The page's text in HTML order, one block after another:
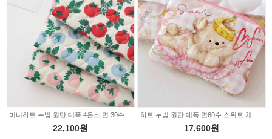
미니하트 누빔 원단 대폭 4온스 면 30수 토마토나라 3color Z2037
22,100원
하트 누빔 원단 대폭 면60수 스위트 체크베어베리 2232609
17,600원